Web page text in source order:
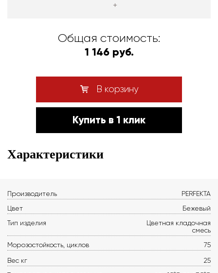
+
Общая стоимость:
1 146 руб.
В корзину
Купить в 1 клик
Характеристики
Производитель
PERFEKTA
Цвет
Бежевый
Тип изделия
Цветная кладочная
смесь
Морозостойкость, циклов
75
Вес кг
25